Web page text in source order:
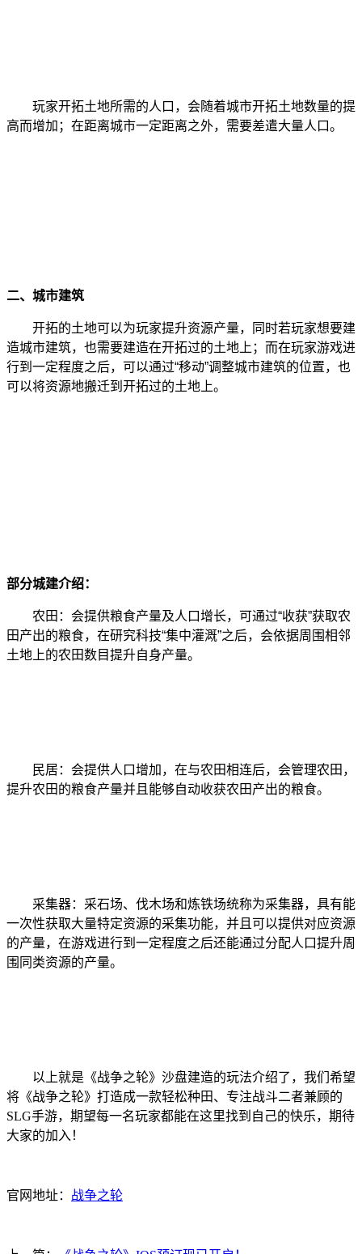
玩家开拓土地所需的人口，会随着城市开拓土地数量的提
高而增加；在距离城市一定距离之外，需要差遣大量人口。
二、城市建筑
开拓的土地可以为玩家提升资源产量，同时若玩家想要建
造城市建筑，也需要建造在开拓过的土地上；而在玩家游戏进
行到一定程度之后，可以通过“移动”调整城市建筑的位置，也
可以将资源地搬迁到开拓过的土地上。
部分城建介绍：
农田：会提供粮食产量及人口增长，可通过“收获”获取农
田产出的粮食，在研究科技“集中灌溉”之后，会依据周围相邻
土地上的农田数目提升自身产量。
民居：会提供人口增加，在与农田相连后，会管理农田，
提升农田的粮食产量并且能够自动收获农田产出的粮食。
采集器：采石场、伐木场和炼铁场统称为采集器，具有能
一次性获取大量特定资源的采集功能，并且可以提供对应资源
的产量，在游戏进行到一定程度之后还能通过分配人口提升周
围同类资源的产量。
以上就是《战争之轮》沙盘建造的玩法介绍了，我们希望
将《战争之轮》打造成一款轻松种田、专注战斗二者兼顾的
SLG手游，期望每一名玩家都能在这里找到自己的快乐，期待
大家的加入！
官网地址： 战争之轮